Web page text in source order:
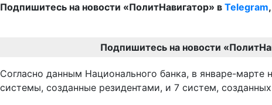
Подпишитесь на новости «ПолитНавигатор» в Telegram,
Подпишитесь на новости
Согласно данным Национального банка, в январе-
системы, созданные резидентами, и 7 систем,